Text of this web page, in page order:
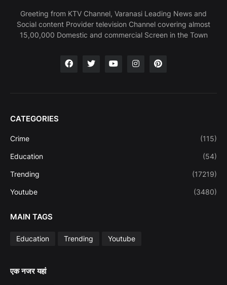
Greeting from KTV Channel, Varanasi Leading News and
Social content Provider television Channel covering almost
15,00,000 Domestic and commercial Screen in the Town
CATEGORIES
Crime (115)
Education (54)
Trending (17219)
Youtube (3480)
MAIN TAGS
Education Trending Youtube
एक नजर यहां